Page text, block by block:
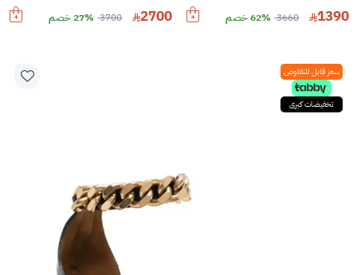
1390
3660 62% خصم 2700
3700 27% خصم
سعر قابل للتفاوض
تخفيضات كبرى